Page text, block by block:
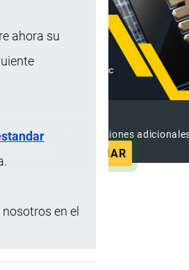
ahora su
en el
sin anuncios y funciones
ANUNCIAR